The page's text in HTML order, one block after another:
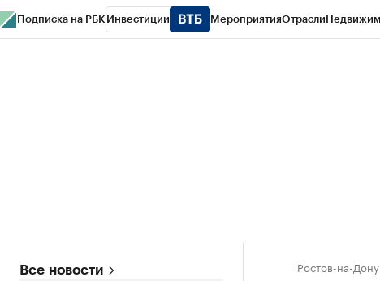
Подписка на РБК Инвестиции МероприятияОтрасли
Все новости Ростов-на-Дону